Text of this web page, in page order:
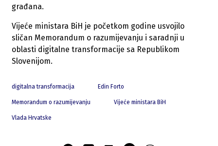
građana.
Vijeće ministara BiH je početkom godine usvojilo
sličan Memorandum o razumijevanju i saradnji u
oblasti digitalne transformacije sa Republikom
Slovenijom.
digitalna transformacija Edin Forto
Memorandum o razumijevanju Vijeće ministara BiH
Vlada Hrvatske